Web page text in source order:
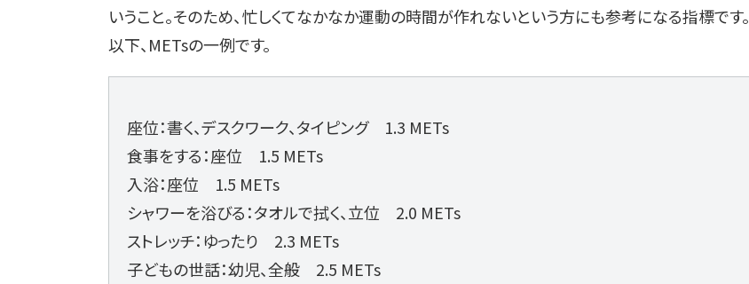
いうこと。そのため、忙しくてなかなか運動の時間が作れないという方にも参考になる指標です。
以下、METsの一例です。
座位：書く、デスクワーク、タイピング 1.3 METs
食事をする：座位 1.5 METs
入浴：座位 1.5 METs
シャワーを浴びる：タオルで拭く、立位 2.0 METs
ストレッチ：ゆったり 2.3 METs
子どもの世話：幼児、全般 2.5 METs